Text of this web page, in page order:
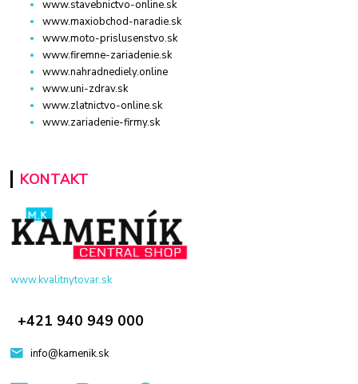
www.stavebnictvo-online.sk
www.maxiobchod-naradie.sk
www.moto-prislusenstvo.sk
www.firemne-zariadenie.sk
www.nahradnediely.online
www.uni-zdrav.sk
www.zlatnictvo-online.sk
www.zariadenie-firmy.sk
KONTAKT
www.kvalitnytovar.sk
+421 940 949 000
info@kamenik.sk